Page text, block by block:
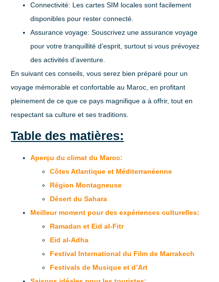
Connectivité: Les cartes SIM locales sont facilement
disponibles pour rester connecté.
Assurance voyage: Souscrivez une assurance voyage
pour votre tranquillité d’esprit, surtout si vous prévoyez
des activités d’aventure.
En suivant ces conseils, vous serez bien préparé pour un
voyage mémorable et confortable au Maroc, en profitant
pleinement de ce que ce pays magnifique a à offrir, tout en
respectant sa culture et ses traditions.
Table des matières:
Aperçu du climat du Maroc:
Côtes Atlantique et Méditerranéenne
Région Montagneuse
Désert du Sahara
Meilleur moment pour des expériences culturelles:
Ramadan et Eid al-Fitr
Eid al-Adha
Festival International du Film de Marrakech
Festivals de Musique et d’Art